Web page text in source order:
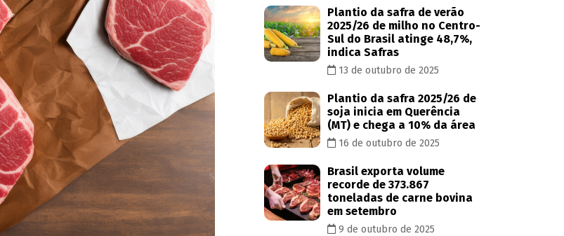
Plantio da safra de verão
2025/26 de milho no Centro-
Sul do Brasil atinge 48,7%,
indica Safras
13 de outubro de 2025
Plantio da safra 2025/26 de
soja inicia em Querência
(MT) e chega a 10% da área
16 de outubro de 2025
Brasil exporta volume
recorde de 373.867
toneladas de carne bovina
em setembro
9 de outubro de 2025